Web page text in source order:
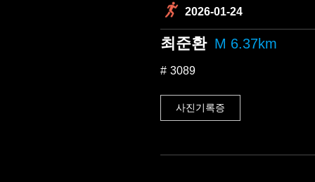
2026-01-24
최준환 M 6.37km
3089
사진기록증